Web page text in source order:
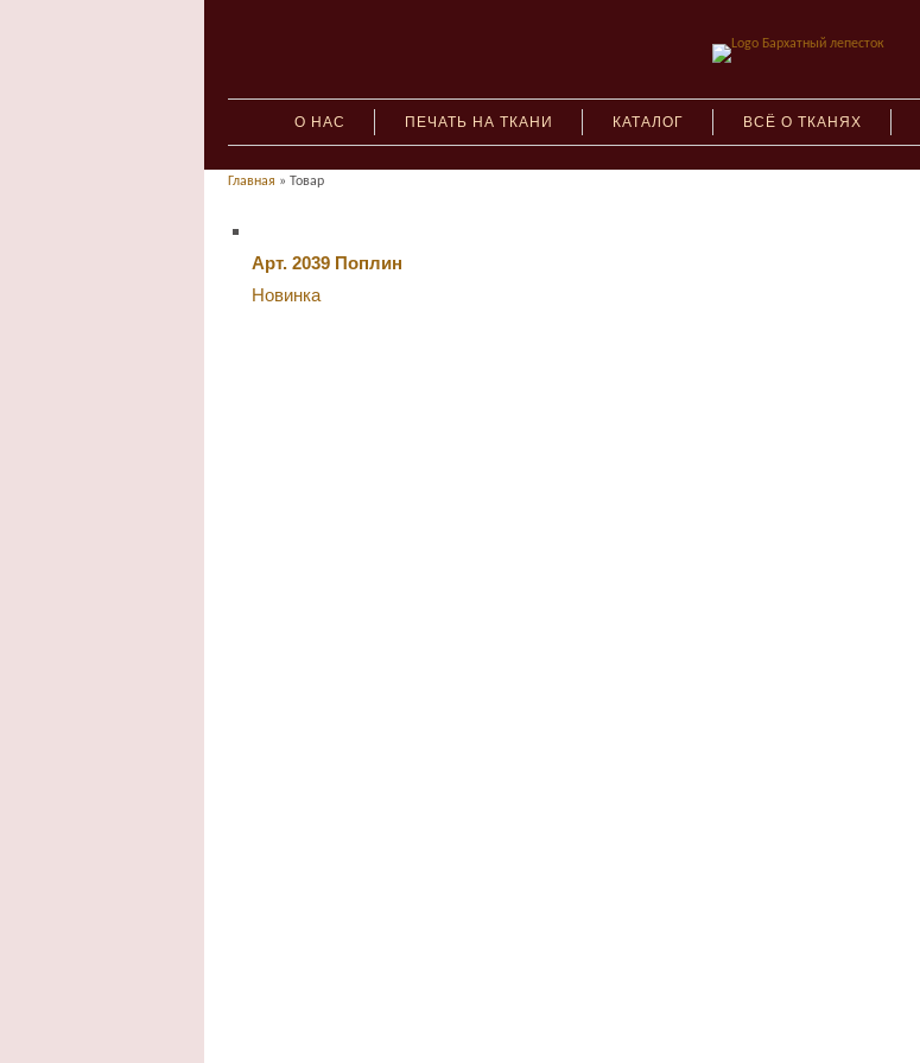
О НАС ПЕЧАТЬ НА ТКАНИ КАТАЛОГ ВСЁ О ТКАНЯХ
Главная » Товар
Арт. 2039 Поплин
Новинка